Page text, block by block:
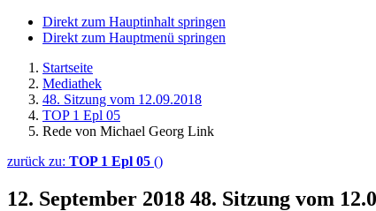
Direkt zum Hauptinhalt springen
Direkt zum Hauptmenü springen
Startseite
Mediathek
48. Sitzung vom 12.09.2018
TOP 1 Epl 05
Rede von Michael Georg Link
zurück zu: TOP 1 Epl 05 ()
12. September 2018 48. Sitzung vom